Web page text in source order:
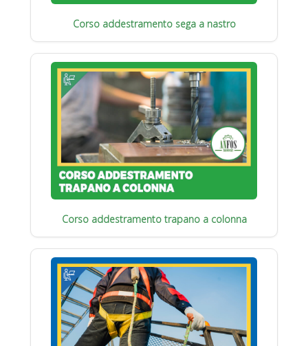
Corso addestramento sega a nastro
Corso addestramento trapano a colonna